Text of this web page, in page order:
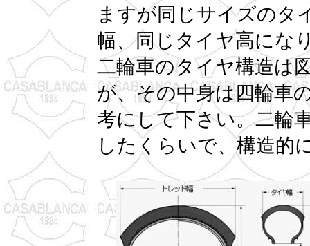
ますが同じサイズのタ
幅、同じタイヤ高にな
二輪車のタイヤ構造は
が、その中身は四輪車
考にして下さい。二輪
したくらいで、構造的